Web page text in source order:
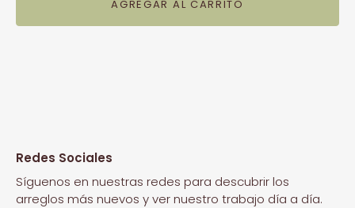
AGREGAR AL CARRITO
Redes Sociales
Síguenos en nuestras redes para descubrir los
arreglos más nuevos y ver nuestro trabajo día a día.